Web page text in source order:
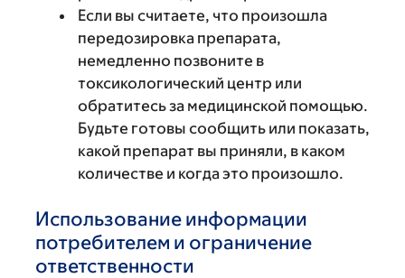
Если вы считаете, что произошла
передозировка препарата,
немедленно позвоните в
токсикологический центр или
обратитесь за медицинской помощью.
Будьте готовы сообщить или показать,
какой препарат вы приняли, в каком
количестве и когда это произошло.
Использование информации
потребителем и ограничение
ответственности